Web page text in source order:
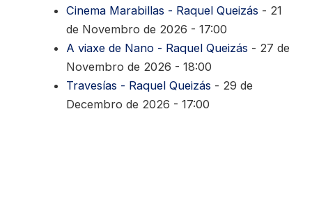
Cinema Marabillas - Raquel Queizás - 21
de Novembro de 2026 - 17:00
A viaxe de Nano - Raquel Queizás - 27 de
Novembro de 2026 - 18:00
Travesías - Raquel Queizás - 29 de
Decembro de 2026 - 17:00